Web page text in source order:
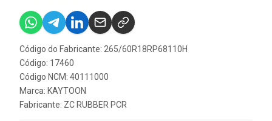
Código do Fabricante: 265/60R18RP68110H
Código: 17460
Código NCM: 40111000
Marca: KAYTOON
Fabricante: ZC RUBBER PCR